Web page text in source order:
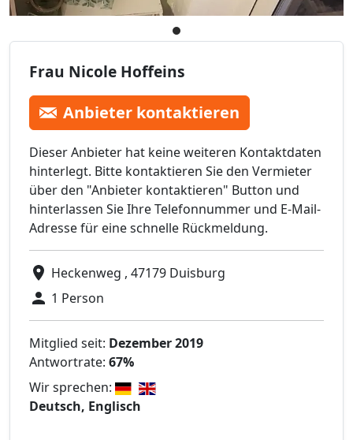
Frau Nicole Hoffeins
Anbieter kontaktieren
Dieser Anbieter hat keine weiteren Kontaktdaten
hinterlegt. Bitte kontaktieren Sie den Vermieter
über den "Anbieter kontaktieren" Button und
hinterlassen Sie Ihre Telefonnummer und E-Mail-
Adresse für eine schnelle Rückmeldung.
Heckenweg , 47179 Duisburg
1 Person
Mitglied seit: Dezember 2019
Antwortrate: 67%
Wir sprechen:
Deutsch, Englisch